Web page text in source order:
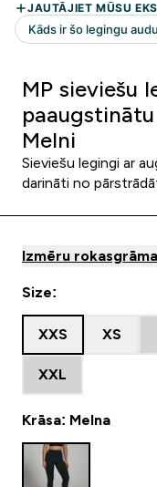
MP sieviešu
Melni
Sieviešu legingi ar
darināti no
Izmēru
Size:
XXS XS
XXL
Krāsa: Melna